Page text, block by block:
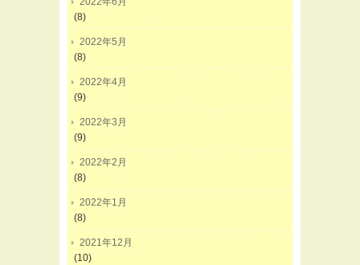
(8)
2022年5月
(8)
2022年4月
(9)
2022年3月
(9)
2022年2月
(8)
2022年1月
(8)
2021年12月
(10)